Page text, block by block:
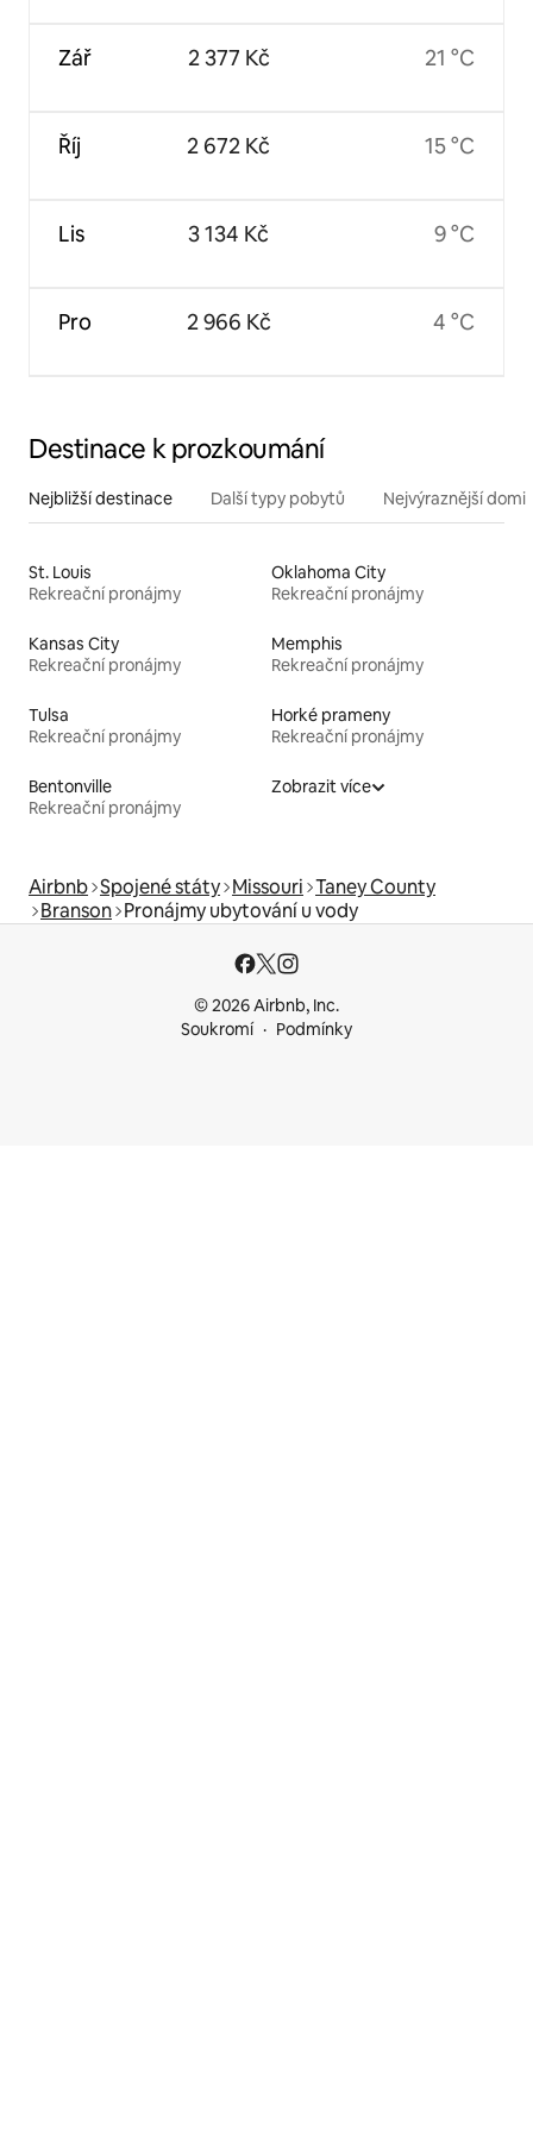
Zář
Říj
Lis
Pro
2 377 Kč
2 672 Kč
3 134 Kč
2 966 Kč
21 °C
15 °C
9 °C
4 °C
Destinace k prozkoumání
Nejbližší destinace Další typy pobytů Nejvýraznější
St. Louis
Rekreační pronájmy
Oklahoma City
Rekreační pronájmy
Kansas City
Rekreační pronájmy
Memphis
Rekreační pronájmy
Tulsa
Rekreační pronájmy
Horké prameny
Rekreační pronájmy
Bentonville
Rekreační pronájmy
Zobrazit více
Airbnb Spojené státy Missouri Taney County
Branson Pronájmy ubytování u vody
© 2026 Airbnb, Inc.
Soukromí
Podmínky